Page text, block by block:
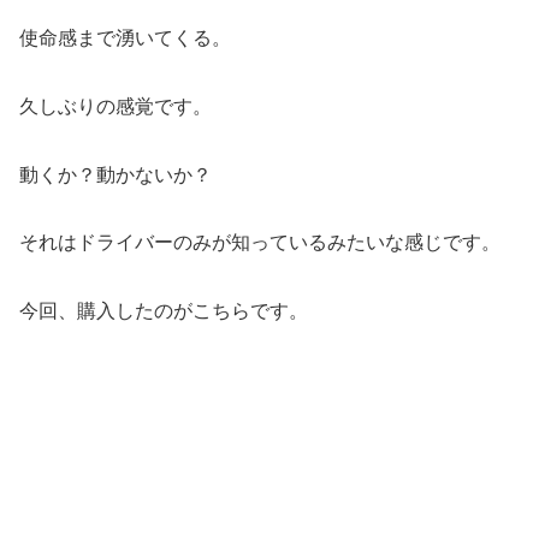
使命感まで湧いてくる。
久しぶりの感覚です。
動くか？動かないか？
それはドライバーのみが知っているみたいな感じです。
今回、購入したのがこちらです。